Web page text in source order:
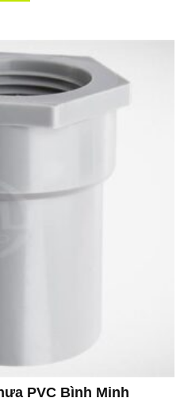
PVC Bình Minh